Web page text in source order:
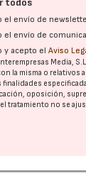
todos
el envío de
el envío de
y acepto elAviso
Interempresas Media,
la misma o relativos
finalidades
oposición,
tratamiento no se